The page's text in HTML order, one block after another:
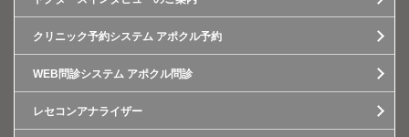
クリニック予約システム アポクル予約
WEB問診システム アポクル問診
レセコンアナライザー